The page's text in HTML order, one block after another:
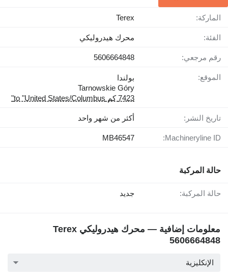
الماركة: Terex
الفئة: محرك هيدروليكي
رقم مرجعي: 5606664848
الموقع:
بولندا
Tarnowskie Góry
7423 كم to "United States/Columbus"
تاريخ النشر: أكثر من شهر واحد
Machineryline ID:
MB46547
حالة المركبة
حالة المركبة: جديد
معلومات إضافية — محرك هيدروليكي Terex
5606664848
الإنكليزية